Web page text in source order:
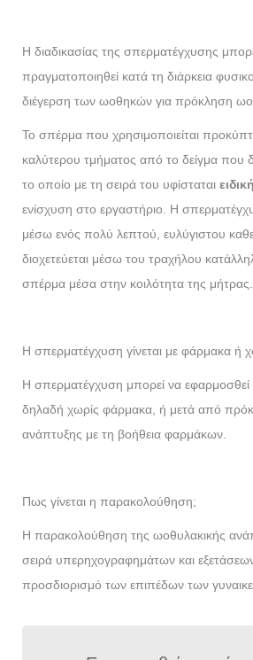
Η διαδικασίας της σπερματέγχυσης
πραγματοποιηθεί κατά τη διάρκεια
διέγερση των ωοθηκών για πρόκληση
Το σπέρμα που χρησιμοποιείται
καλύτερου τμήματος από το δείγμα που
το οποίο με τη σειρά του υφίσταται
ενίσχυση στο εργαστήριο. Η
μέσω ενός πολύ λεπτού, ευλύγιστου
διοχετεύεται μέσω του τραχήλου
σπέρμα μέσα στην κοιλότητα της μήτρας.
Η σπερματέγχυση γίνεται με φάρμακα ή
Η σπερματέγχυση μπορεί να εφαρμοσθεί
δηλαδή χωρίς φάρμακα, ή μετά από
ανάπτυξης με τη βοήθεια φαρμάκων.
Πως γίνεται η παρακολούθηση;
Η παρακολούθηση της ωοθυλακικής
σειρά υπερηχογραφημάτων και
προσδιορισμό των επιπέδων των